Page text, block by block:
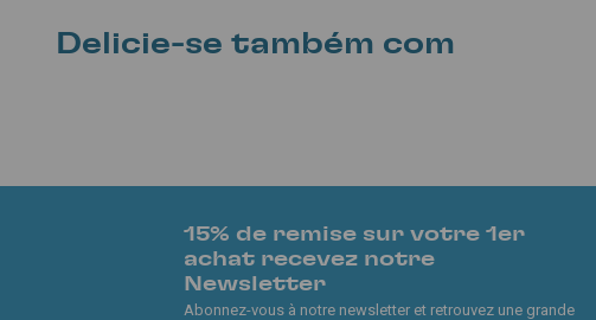
Delicie-se também com
15% de remise sur votre 1er
achat recevez notre
Newsletter
Abonnez-vous à notre newsletter et retrouvez une grande